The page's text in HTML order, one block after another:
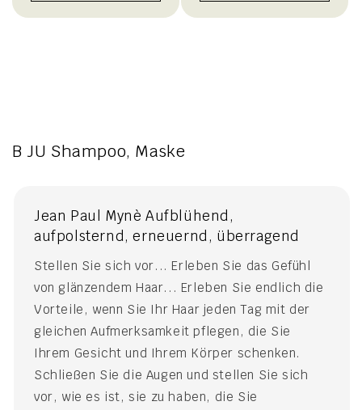
B JU Shampoo, Maske
Jean Paul Mynè Aufblühend,
aufpolsternd, erneuernd, überragend
Stellen Sie sich vor... Erleben Sie das Gefühl
von glänzendem Haar... Erleben Sie endlich die
Vorteile, wenn Sie Ihr Haar jeden Tag mit der
gleichen Aufmerksamkeit pflegen, die Sie
Ihrem Gesicht und Ihrem Körper schenken.
Schließen Sie die Augen und stellen Sie sich
vor, wie es ist, sie zu haben, die Sie